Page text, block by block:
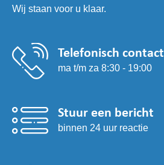
Wij staan voor u klaar.
Telefonisch contact
ma t/m za 8:30 - 19:00
Stuur een bericht
binnen 24 uur reactie